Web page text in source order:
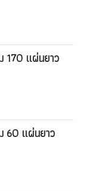
170 แผ่นยาว
60 แผ่นยาว